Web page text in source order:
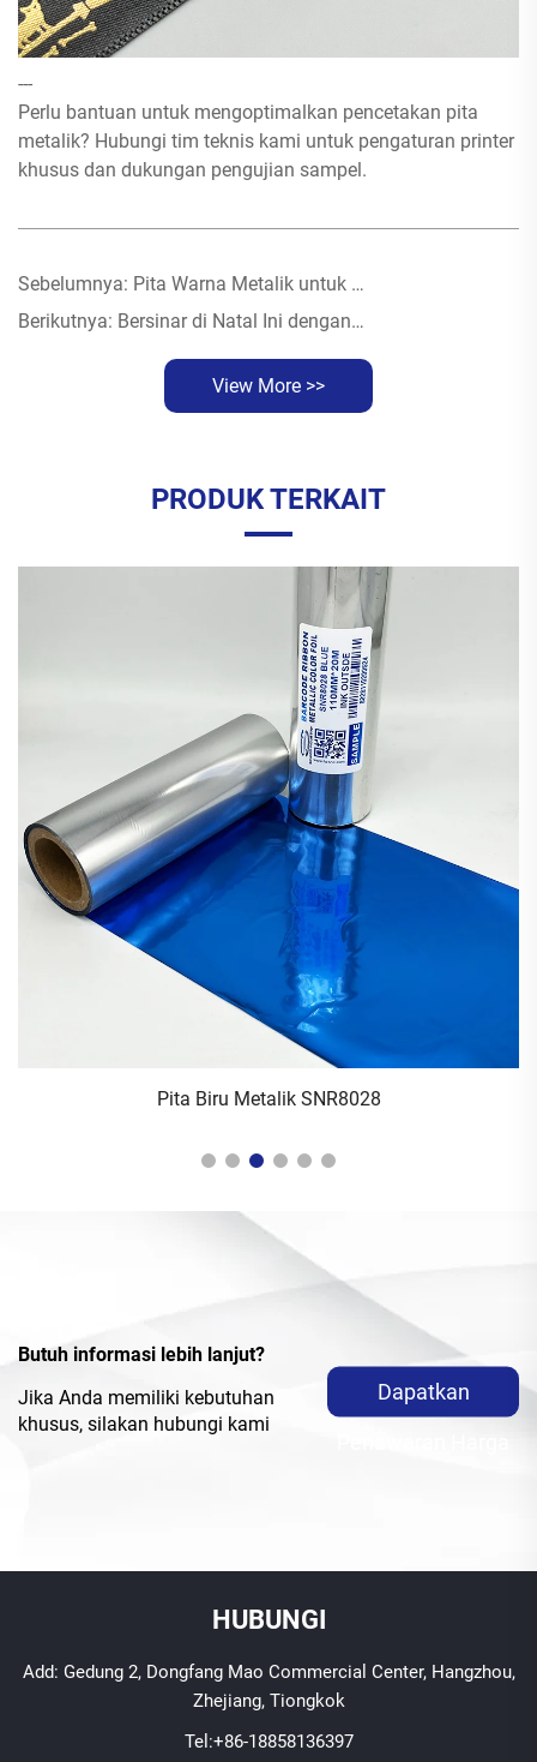
---
Perlu bantuan untuk mengoptimalkan pencetakan pita
metalik? Hubungi tim teknis kami untuk pengaturan printer
khusus dan dukungan pengujian sampel.
Sebelumnya: Pita Warna Metalik untuk Berbagai Material
Berikutnya: Bersinar di Natal Ini dengan Pita Metalik Kustom
View More >>
PRODUK TERKAIT
Pita Biru Metalik SNR8028
Butuh informasi lebih lanjut?
Jika Anda memiliki kebutuhan
khusus, silakan hubungi kami
Dapatkan
HUBUNGI
Add: Gedung 2, Dongfang Mao Commercial Center, Hangzhou,
Zhejiang, Tiongkok
Tel:+86-18858136397